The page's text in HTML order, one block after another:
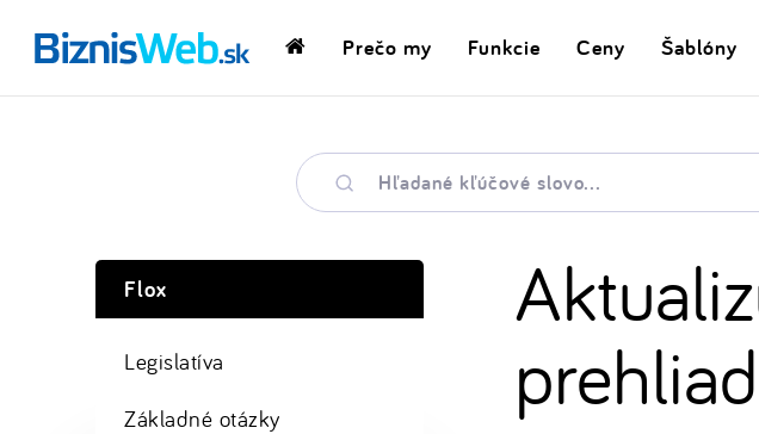
DomovskáPrečo my Funkcie Ceny Šablóny
Hľadané
kľúčové
slovo
Flox
Legislatíva
Základné otázky